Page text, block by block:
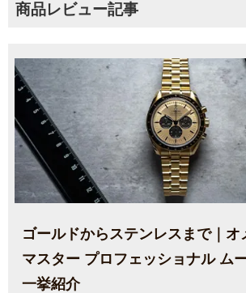
商品レビュー記事
ゴールドからステンレスまで｜オ
マスター プロフェッショナル ム
一挙紹介